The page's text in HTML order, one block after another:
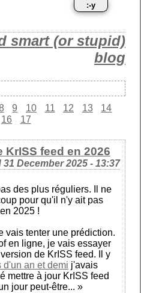
smart (or stupid)
blog
:-y
9 10 11 12 13
14
16 17
feed en 2026
31 December 2025 - 13:37
des plus réguliers. Il ne
pour qu'il n'y ait pas
2025 !
vais tenter une prédiction.
en ligne, je vais essayer
de KrISS feed. Il y
d'un an et demi j'avais
mettre à jour KrISS feed
jour peut-être... »